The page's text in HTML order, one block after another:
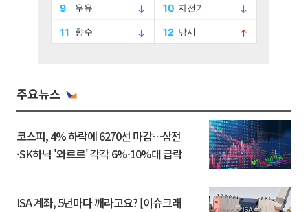
주요뉴스
코스피, 4% 하락에 6270선 마감…삼전
·SK하닉 '와르르' 각각 6%·10%대 급락
ISA 계좌, 5년마다 깨라고요? [이슈크래